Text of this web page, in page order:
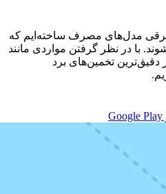
1000 خودروی برقی مدل‌های مصرف ساخته‌ایم که
با در نظر گرفتن مواردی مانند
دقیق‌ترین تخمین‌های برد